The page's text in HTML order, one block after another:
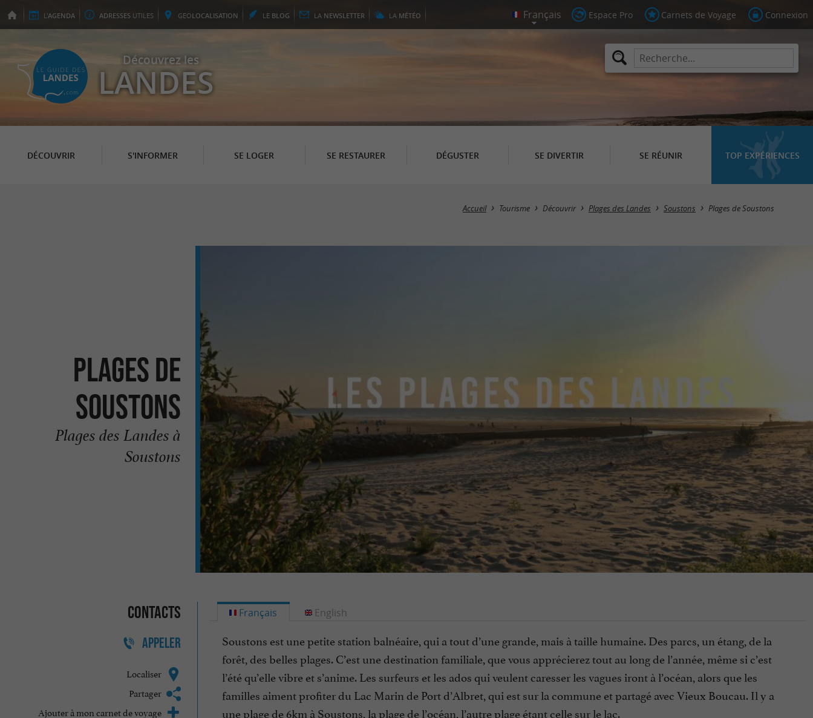
L'AGENDA ADRESSES UTILES GEOLOCALISATION LE BLOG LA NEWSLETTER LA MÉTÉO Espace Pro Carnets de Voyage Connexion
Découvrez les
LANDES
DÉCOUVRIR S'INFORMER SE LOGER SE RESTAURER DÉGUSTER SE DIVERTIR SE RÉUNIR TOP EXPÉRIENCES
Accueil Tourisme Découvrir Plages des Landes Soustons Plages de Soustons
Plages de
Soustons
Plages des Landes à
Soustons
Contacts
APPELER
Localiser
Partager
Ajouter à mon carnet de voyage
Français
Soustons est une petite station balnéaire, qui a tout d’une grande, mais à taille humaine. Des parcs, un étang, de la
forêt, des belles plages. C’est une destination familiale, que vous apprécierez tout au long de l’année, même si c’est
l’été qu’elle vibre et s’anime. Les surfeurs et les ados qui veulent caresser les vagues iront à l’océan, alors que les
familles aiment profiter du Lac Marin de Port d’Albret, qui est sur la commune et partagé avec Vieux Boucau. Il y a
une plage de 6km à Soustons, laplage de l’océan, l’autreplage étant celle sur le lac.
English